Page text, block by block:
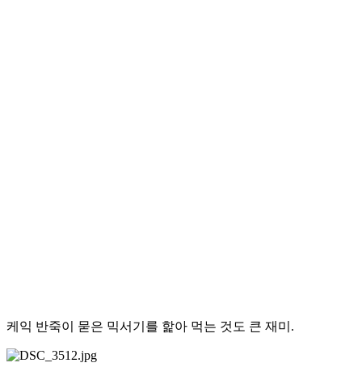
케익 반죽이 묻은 믹서기를 핥아 먹는 것도 큰 재미.